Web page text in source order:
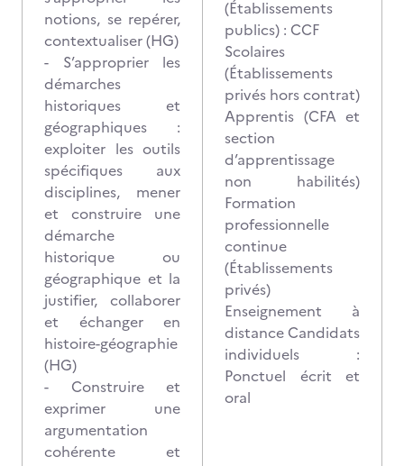
notions, se repérer,
contextualiser (HG)
- S’approprier les
démarches
historiques et
géographiques :
exploiter les outils
spécifiques aux
disciplines, mener
et construire une
démarche
historique ou
géographique et la
justifier, collaborer
et échanger en
histoire-géographie
(HG)
- Construire et
exprimer une
argumentation
cohérente et
(Établissements
publics) : CCF
Scolaires
(Établissements
privés hors contrat)
Apprentis (CFA et
section
d’apprentissage
non habilités)
Formation
professionnelle
continue
(Établissements
privés)
Enseignement à
distance Candidats
individuels :
Ponctuel écrit et
oral